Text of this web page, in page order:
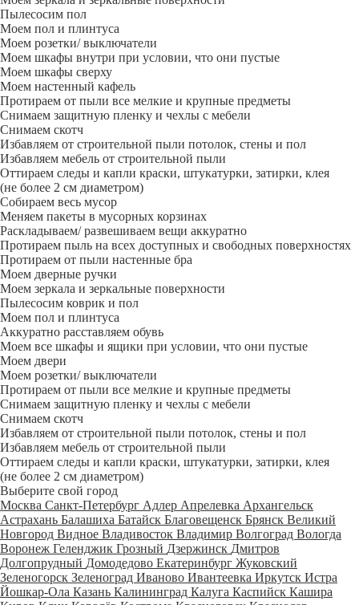
Пылесосим пол
Моем пол и плинтуса
Моем розетки/ выключатели
Моем шкафы внутри при условии, что они пустые
Моем шкафы сверху
Моем настенный кафель
Протираем от пыли все мелкие и крупные предметы
Снимаем защитную пленку и чехлы с мебели
Снимаем скотч
Избавляем от строительной пыли потолок, стены и пол
Избавляем мебель от строительной пыли
Оттираем следы и капли краски, штукатурки, затирки, клея
(не более 2 см диаметром)
Собираем весь мусор
Меняем пакеты в мусорных корзинах
Раскладываем/ развешиваем вещи аккуратно
Протираем пыль на всех доступных и свободных поверхностях
Протираем от пыли настенные бра
Моем дверные ручки
Моем зеркала и зеркальные поверхности
Пылесосим коврик и пол
Моем пол и плинтуса
Аккуратно расставляем обувь
Моем все шкафы и ящики при условии, что они пустые
Моем двери
Моем розетки/ выключатели
Протираем от пыли все мелкие и крупные предметы
Снимаем защитную пленку и чехлы с мебели
Снимаем скотч
Избавляем от строительной пыли потолок, стены и пол
Избавляем мебель от строительной пыли
Оттираем следы и капли краски, штукатурки, затирки, клея
(не более 2 см диаметром)
Выберите свой город
Москва Санкт-Петербург Адлер Апрелевка Архангельск
Астрахань Балашиха Батайск Благовещенск Брянск Великий
Новгород Видное Владивосток Владимир Волгоград Вологда
Воронеж Геленджик Грозный Дзержинск Дмитров
Долгопрудный Домодедово Екатеринбург Жуковский
Зеленогорск Зеленоград Иваново Ивантеевка Иркутск Истра
Йошкар-Ола Казань Калининград Калуга Каспийск Кашира